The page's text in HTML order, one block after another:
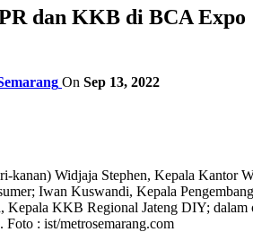
dan KKB di BCA Expo
On Sep 13, 2022
kanan) Widjaja Stephen, Kepala Kantor
Iwan Kuswandi, Kepala
Kepala KKB Regional Jateng DIY;
Foto : ist/metrosemarang.com